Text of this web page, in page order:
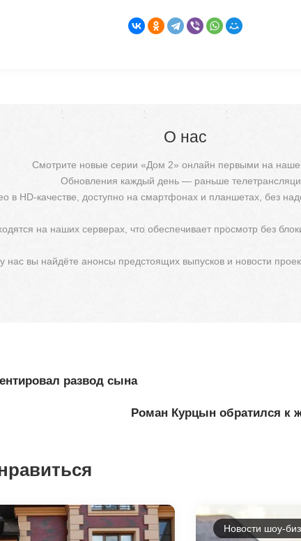
О нас
Смотрите новые серии «Дом 2» онлайн первыми на
Обновления каждый день — раньше
в HD-качестве, доступно на смартфонах и планшетах, без
на наших серверах, что обеспечивает просмотр без
нас вы найдёте анонсы предстоящих выпусков и новости
развод сына
Роман Курцын обратился к
Новости шоу-